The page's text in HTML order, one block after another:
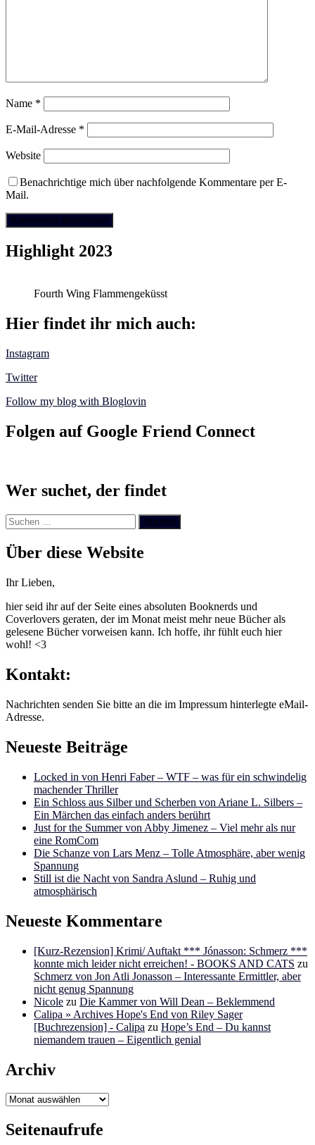
Name *
E-Mail-Adresse *
Website
Benachrichtige mich über nachfolgende Kommentare per E-
Mail.
Highlight 2023
Fourth Wing Flammengeküsst
Hier findet ihr mich auch:
Instagram
Twitter
Follow my blog with Bloglovin
Folgen auf Google Friend Connect
Wer suchet, der findet
Suchen
nach:
Über diese Website
Ihr Lieben,
hier seid ihr auf der Seite eines absoluten Booknerds und
Coverlovers geraten, der im Monat meist mehr neue Bücher als
gelesene Bücher vorweisen kann. Ich hoffe, ihr fühlt euch hier
wohl! <3
Kontakt:
Nachrichten senden Sie bitte an die im Impressum hinterlegte eMail-
Adresse.
Neueste Beiträge
Locked in von Henri Faber – WTF – was für ein schwindelig
machender Thriller
Ein Schloss aus Silber und Scherben von Ariane L. Silbers –
Ein Märchen das einfach anders berührt
Just for the Summer von Abby Jimenez – Viel mehr als nur
eine RomCom
Die Schanze von Lars Menz – Tolle Atmosphäre, aber wenig
Spannung
Still ist die Nacht von Sandra Aslund – Ruhig und
atmosphärisch
Neueste Kommentare
[Kurz-Rezension] Krimi/ Auftakt *** Jónasson: Schmerz ***
konnte mich leider nicht erreichen! - BOOKS AND CATS zu
Schmerz von Jon Atli Jonasson – Interessante Ermittler, aber
nicht genug Spannung
Nicole zu Die Kammer von Will Dean – Beklemmend
Calipa » Archives Hope's End von Riley Sager
[Buchrezension] - Calipa zu Hope’s End – Du kannst
niemandem trauen – Eigentlich genial
Archiv
Archiv
Seitenaufrufe